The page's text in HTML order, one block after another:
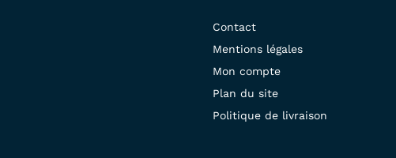
Contact
Mentions légales
Mon compte
Plan du site
Politique de livraison